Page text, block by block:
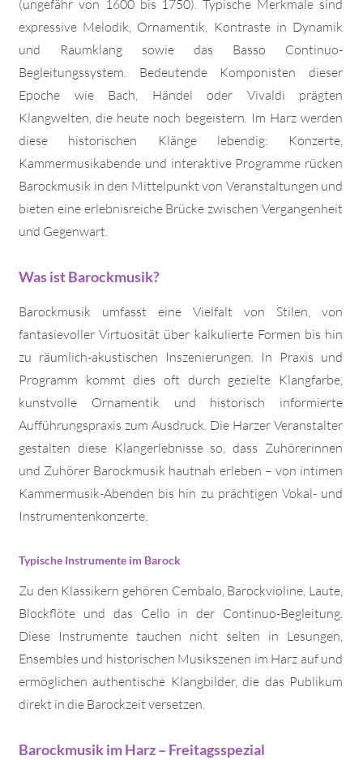
(ungefähr von 1600 bis 1750). Typische Merkmale sind
expressive Melodik, Ornamentik, Kontraste in Dynamik
und Raumklang sowie das Basso Continuo-
Begleitungssystem. Bedeutende Komponisten dieser
Epoche wie Bach, Händel oder Vivaldi prägten
Klangwelten, die heute noch begeistern. Im Harz werden
diese historischen Klänge lebendig: Konzerte,
Kammermusikabende und interaktive Programme rücken
Barockmusik in den Mittelpunkt von Veranstaltungen und
bieten eine erlebnisreiche Brücke zwischen Vergangenheit
und Gegenwart.
Was ist Barockmusik?
Barockmusik umfasst eine Vielfalt von Stilen, von
fantasievoller Virtuosität über kalkulierte Formen bis hin
zu räumlich-akustischen Inszenierungen. In Praxis und
Programm kommt dies oft durch gezielte Klangfarbe,
kunstvolle Ornamentik und historisch informierte
Aufführungspraxis zum Ausdruck. Die Harzer Veranstalter
gestalten diese Klangerlebnisse so, dass Zuhörerinnen
und Zuhörer Barockmusik hautnah erleben – von intimen
Kammermusik-Abenden bis hin zu prächtigen Vokal- und
Instrumentenkonzerte.
Typische Instrumente im Barock
Zu den Klassikern gehören Cembalo, Barockvioline, Laute,
Blockflöte und das Cello in der Continuo-Begleitung.
Diese Instrumente tauchen nicht selten in Lesungen,
Ensembles und historischen Musikszenen im Harz auf und
ermöglichen authentische Klangbilder, die das Publikum
direkt in die Barockzeit versetzen.
Barockmusik im Harz – Freitagsspezial